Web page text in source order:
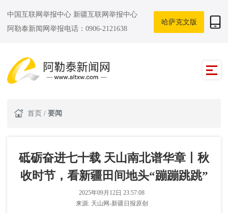
中国互联网举报中心 新疆互联网举报中心
阿勒泰新闻网举报电话：0906-2121638
哈萨克文版
首页 / 要闻
砥砺奋进七十载 天山南北谱华章丨秋
收时节，看新疆田间地头“蹦蹦跳跳”
2025年09月12日 23:57:08
来源: 天山网-新疆日报原创